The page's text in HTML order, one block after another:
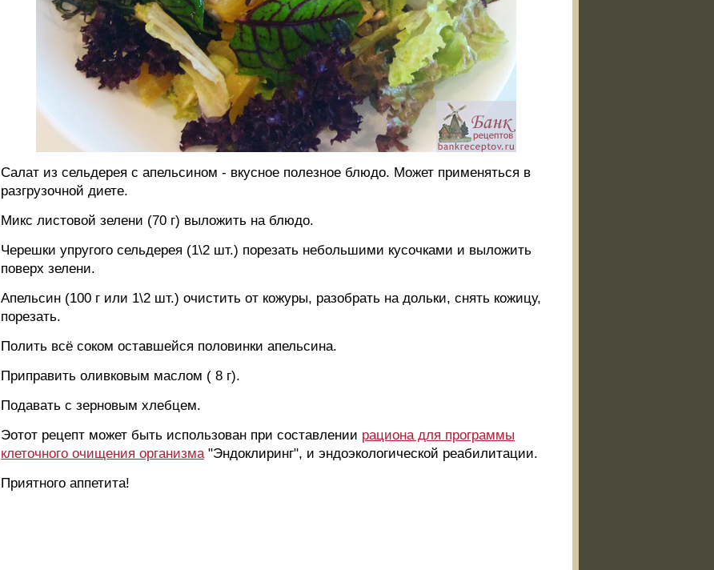
Салат из сельдерея с апельсином - вкусное полезное блюдо. Может применяться в
разгрузочной диете.
Микс листовой зелени (70 г) выложить на блюдо.
Черешки упругого сельдерея (1\2 шт.) порезать небольшими кусочками и выложить
поверх зелени.
Апельсин (100 г или 1\2 шт.) очистить от кожуры, разобрать на дольки, снять кожицу,
порезать.
Полить всё соком оставшейся половинки апельсина.
Приправить оливковым маслом ( 8 г).
Подавать с зерновым хлебцем.
Эотот рецепт может быть использован при составлении рациона для программы
клеточного очищения организма"Эндоклиринг", и эндоэкологической реабилитации.
Приятного аппетита!